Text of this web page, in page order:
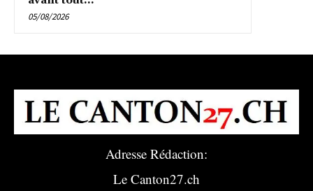
05/08/2026
Adresse Rédaction:
Le Canton27.ch